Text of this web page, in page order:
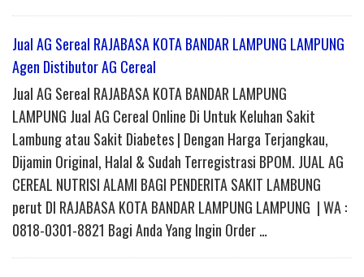
Jual AG Sereal RAJABASA KOTA BANDAR LAMPUNG LAMPUNG
Agen Distibutor AG Cereal
Jual AG Sereal RAJABASA KOTA BANDAR LAMPUNG
LAMPUNG Jual AG Cereal Online Di Untuk Keluhan Sakit
Lambung atau Sakit Diabetes | Dengan Harga Terjangkau,
Dijamin Original, Halal & Sudah Terregistrasi BPOM. JUAL AG
CEREAL NUTRISI ALAMI BAGI PENDERITA SAKIT LAMBUNG
perut DI RAJABASA KOTA BANDAR LAMPUNG LAMPUNG | WA :
0818-0301-8821 Bagi Anda Yang Ingin Order …